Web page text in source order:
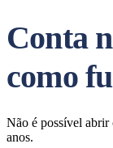
Conta
como
Não é possível abrir
anos.